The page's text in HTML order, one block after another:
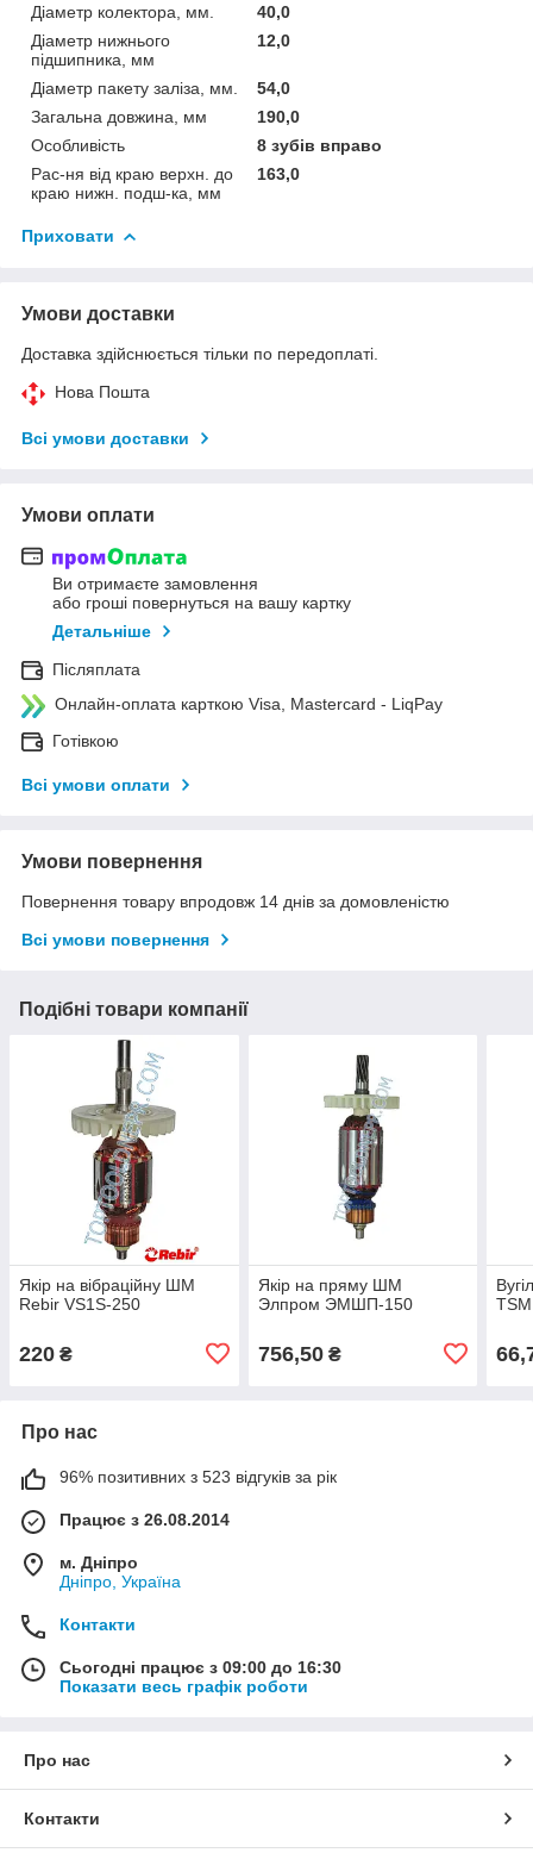
Діаметр колектора, мм.
40,0
Діаметр нижнього
підшипника, мм
12,0
Діаметр пакету заліза, мм.
54,0
Загальна довжина, мм
190,0
Особливість
8 зубів вправо
Рас-ня від краю верхн. до
краю нижн. подш-ка, мм
163,0
Приховати
Умови доставки
Доставка здійснюється тільки по передоплаті.
Нова Пошта
Всі умови доставки
Умови оплати
Ви отримаєте замовлення
або гроші повернуться на вашу картку
Детальніше
Післяплата
Онлайн-оплата карткою Visa, Mastercard - LiqPay
Готівкою
Всі умови оплати
Умови повернення
Повернення товару впродовж 14 днів за домовленістю
Всі умови повернення
Подібні товари компанії
Якір на вібраційну ШМ
Rebir VS1S-250
220 ₴
Якір на пряму ШМ
Элпром ЭМШП-150
756,50₴
Про нас
96% позитивних з 523 відгуків за рік
Працює з 26.08.2014
м. Дніпро
Дніпро, Україна
Контакти
Сьогодні працює з 09:00 до 16:30
Показати весь графік роботи
Про нас
Контакти